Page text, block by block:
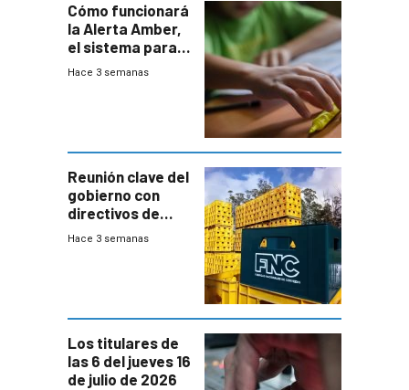
Cómo funcionará
la Alerta Amber,
el sistema para
la búsqueda
Hace 3 semanas
Reunión clave del
gobierno con
directivos de
Fábricas
Hace 3 semanas
Los titulares de
las 6 del jueves 16
de julio de 2026